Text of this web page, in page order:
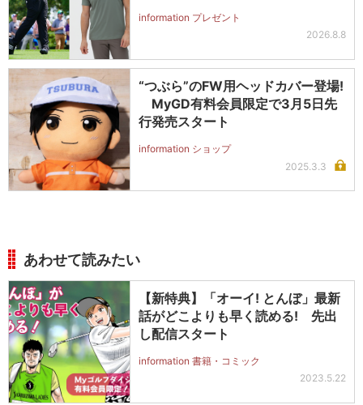
information プレゼント
2026.8.8
“つぶら”のFW用ヘッドカバー登場!
MyGD有料会員限定で3月5日先
行発売スタート
information ショップ
2025.3.3
あわせて読みたい
【新特典】「オーイ! とんぼ」最新
話がどこよりも早く読める! 先出
し配信スタート
information 書籍・コミック
2023.5.22